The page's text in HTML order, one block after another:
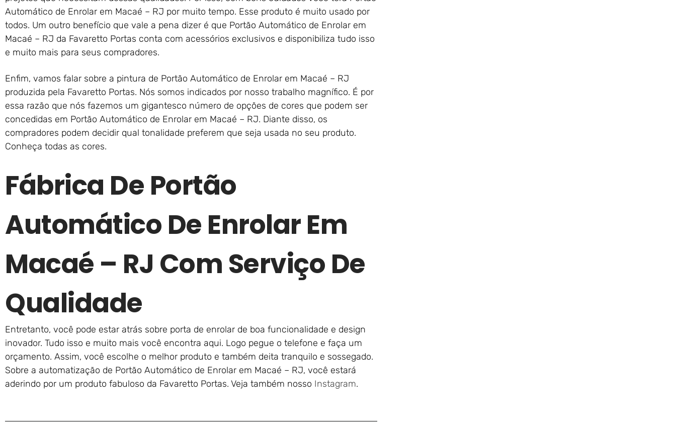
Automático de Enrolar em Macaé – RJ por muito tempo. Esse produto é muito usado por
todos. Um outro benefício que vale a pena dizer é que Portão Automático de Enrolar em
Macaé – RJ da Favaretto Portas conta com acessórios exclusivos e disponibiliza tudo isso
e muito mais para seus compradores.
Enfim, vamos falar sobre a pintura de Portão Automático de Enrolar em Macaé – RJ
produzida pela Favaretto Portas. Nós somos indicados por nosso trabalho magnífico. É por
essa razão que nós fazemos um gigantesco número de opções de cores que podem ser
concedidas em Portão Automático de Enrolar em Macaé – RJ. Diante disso, os
compradores podem decidir qual tonalidade preferem que seja usada no seu produto.
Conheça todas as cores.
Fábrica De Portão
Automático De Enrolar Em
Macaé – RJ Com Serviço De
Qualidade
Entretanto, você pode estar atrás sobre porta de enrolar de boa funcionalidade e design
inovador. Tudo isso e muito mais você encontra aqui. Logo pegue o telefone e faça um
orçamento. Assim, você escolhe o melhor produto e também deita tranquilo e sossegado.
Sobre a automatização de Portão Automático de Enrolar em Macaé – RJ, você estará
aderindo por um produto fabuloso da Favaretto Portas. Veja também nosso Instagram.